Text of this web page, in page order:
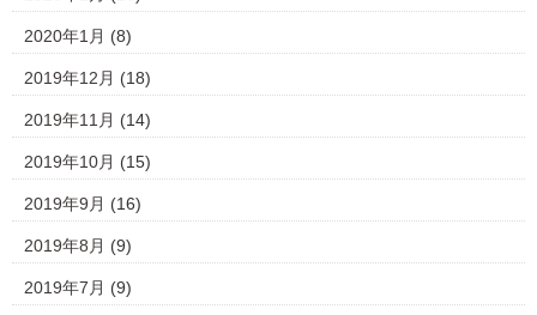
2020年1月 (8)
2019年12月 (18)
2019年11月 (14)
2019年10月 (15)
2019年9月 (16)
2019年8月 (9)
2019年7月 (9)